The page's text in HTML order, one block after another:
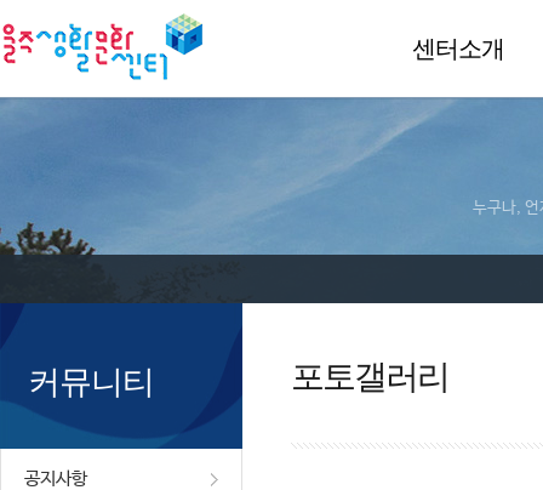
센터소개
누구나, 언
커뮤니티
공지사항
포토갤러리